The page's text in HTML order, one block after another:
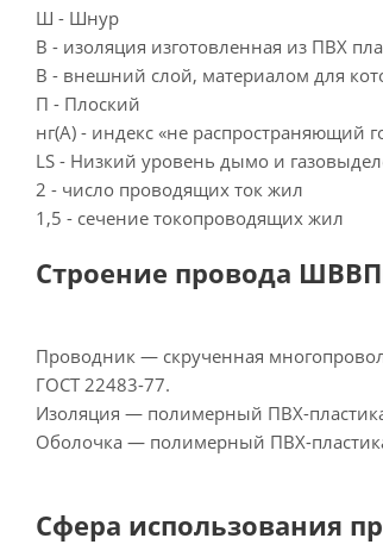
Ш - Шнур
В - изоляция изготовленная из ПВХ
В - внешний слой, материалом для
П - Плоский
нг(А) - индекс «не распространяющий
LS - Низкий уровень дымо и
2 - число проводящих ток жил
1,5 - сечение токопроводящих жил
Строение провода
Проводник — скрученная
ГОСТ 22483-77.
Изоляция — полимерный ПВХ-
Оболочка — полимерный ПВХ-
Сфера использования